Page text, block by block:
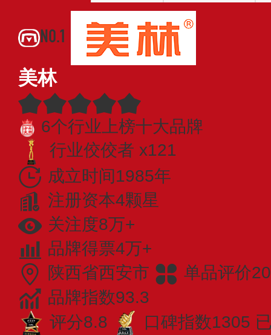
NO.1
美林
6个行业上榜十大品牌
行业佼佼者 x121
成立时间1985年
注册资本4颗星
关注度8万+
品牌得票4万+
陕西省西安市
单品评价
品牌指数93.3
评分8.8
口碑指数1305